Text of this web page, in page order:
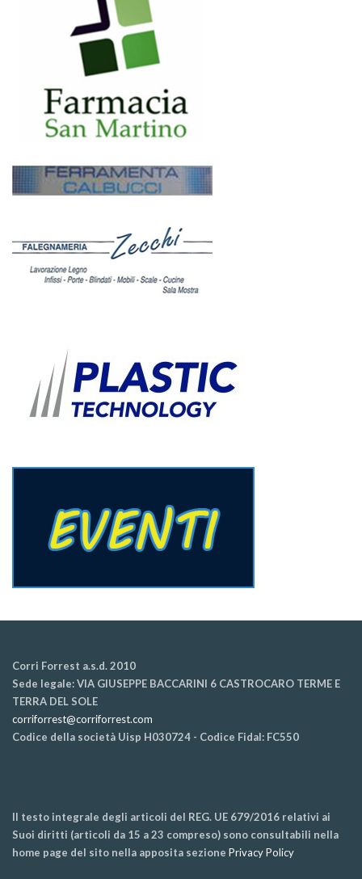
Corri Forrest a.s.d. 2010
Sede legale: VIA GIUSEPPE BACCARINI 6 CASTROCARO TERME E
TERRA DEL SOLE
corriforrest@corriforrest.com
Codice della società Uisp H030724 - Codice Fidal: FC550
Il testo integrale degli articoli del REG. UE 679/2016 relativi ai
Suoi diritti (articoli da 15 a 23 compreso) sono consultabili nella
home page del sito nella apposita sezione Privacy Policy